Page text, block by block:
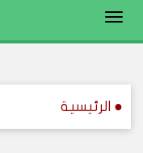
Toggle
● الرئيسية